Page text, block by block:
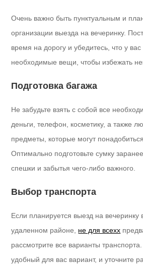
Очень важно быть пунктуальным и
организации выезда на вечеринку.
время на дорогу и убедитесь, что у вас
необходимые вещи, чтобы избежать
Подготовка багажа
Не забудьте взять с собой все
деньги, телефон, косметику, а также
предметы, которые могут
Оптимально подготовьте сумку
спешки и забытья чего-либо важного.
Выбор транспорта
Если планируется выезд на вечеринку
удаленном районе, не для всехх
рассмотрите все варианты
удобный для вас вариант, и уточните